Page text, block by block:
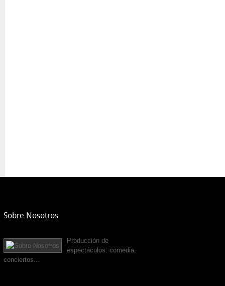
Sobre Nosotros
Producción de
espectáculos: comedia,
conciertos...